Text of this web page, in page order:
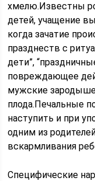
хмелю.Известны
детей, учащение
когда зачатие
празднеств с
дети”,
повреждающее
мужские
плода.Печальные
наступить и при
одним из
вскармливания
Специфические